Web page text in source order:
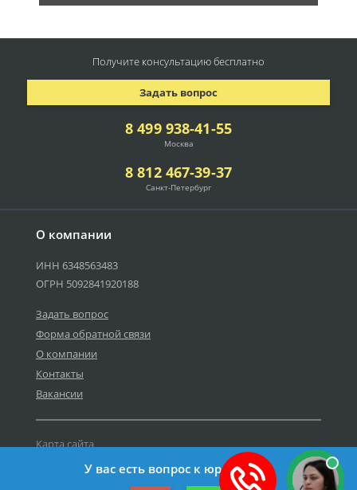
О компании
ИНН 6348563483
ОГРН 5092841920188
Задать вопрос
Форма обратной связи
О компании
Контакты
Вакансии
Карта сайта
Политика персональных данных
8 499 938-41-55
Москва
8 812 467-39-37
Санкт-Петербург
Задать вопрос
Получите консультациюбесплатно
У вас есть вопрос к юристу?